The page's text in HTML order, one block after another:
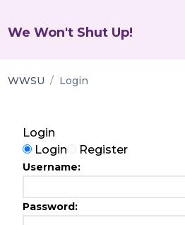
We Won't Shut Up!
WWSU / Login
Login
Login or Register?
Login Register
Username:
Password: